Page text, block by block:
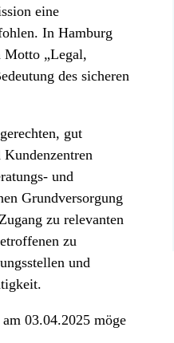
eine
In Hamburg
Motto „Legal,
des sicheren
gut
und
Grundversorgung
zu relevanten
zu
und
03.04.2025 möge